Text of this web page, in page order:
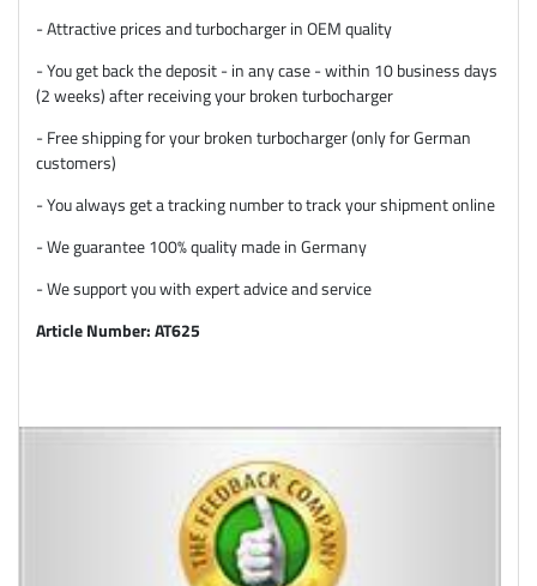
- Attractive prices and turbocharger in OEM quality
- You get back the deposit - in any case - within 10 business days
(2 weeks) after receiving your broken turbocharger
- Free shipping for your broken turbocharger (only for German
customers)
- You always get a tracking number to track your shipment online
- We guarantee 100% quality made in Germany
- We support you with expert advice and service
Article Number: AT625